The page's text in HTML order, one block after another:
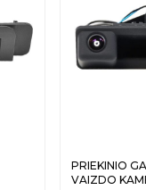
PRIEKINIO
VAIZDO